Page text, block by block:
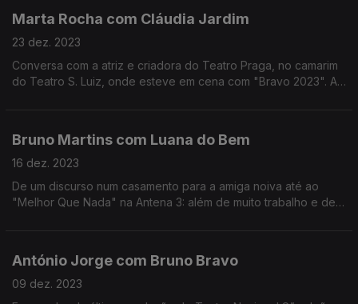
Marta Rocha com Cláudia Jardim
23 dez. 2023
Conversa com a atriz e criadora do Teatro Praga, no camarim
do Teatro S. Luiz, onde esteve em cena com "Bravo 2023". A
Bruno Martins com Luana do Bem
16 dez. 2023
De um discurso num casamento para a amiga noiva até ao
"Melhor Que Nada" na Antena 3: além de muito trabalho e de
António Jorge com Bruno Bravo
09 dez. 2023